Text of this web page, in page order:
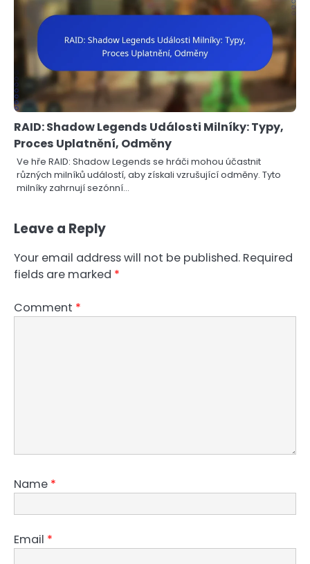
RAID: Shadow Legends Události Milníky: Typy,
Proces Uplatnění, Odměny
Ve hře RAID: Shadow Legends se hráči mohou účastnit
různých milníků událostí, aby získali vzrušující odměny. Tyto
milníky zahrnují sezónní…
Leave a Reply
Your email address will not be published. Required
fields are marked *
Comment *
Name *
Email *